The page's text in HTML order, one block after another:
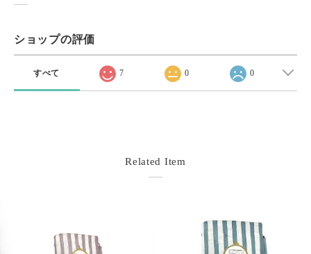
ショップの評価
すべて 7 0 0
Related Item